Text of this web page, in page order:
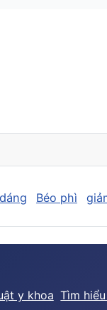
Béo phì
y khoa Tìm